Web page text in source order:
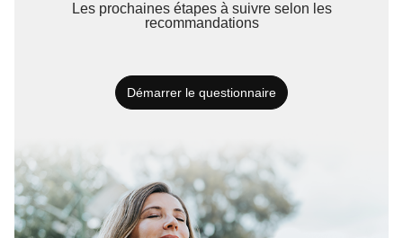
Les prochaines étapes à suivre selon les
recommandations
Démarrer le questionnaire